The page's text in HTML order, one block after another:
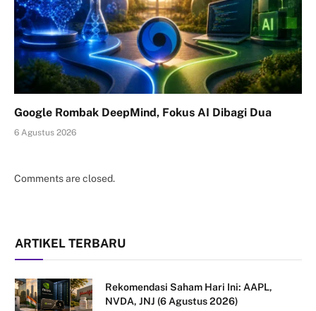
Google Rombak DeepMind, Fokus AI Dibagi Dua
6 Agustus 2026
Comments are closed.
ARTIKEL TERBARU
Rekomendasi Saham Hari Ini: AAPL,
NVDA, JNJ (6 Agustus 2026)